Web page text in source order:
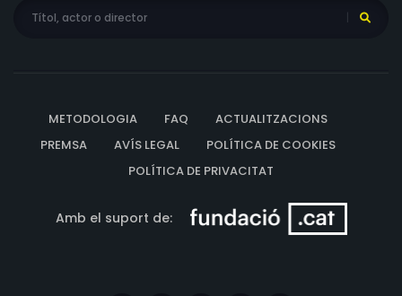
METODOLOGIA FAQ
ACTUALITZACIONS
PREMSA
AVÍS LEGAL
POLÍTICA DE COOKIES
POLÍTICA DE PRIVACITAT
Amb el suport de: